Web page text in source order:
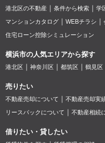
港北区の不動産 条件から検索 学
マンションカタログ
WEBチラシ
住宅ローン控除シミュレーション
横浜市の人気エリアから探す
港北区 神奈川区 都筑区 鶴見区
売りたい
不動産売却について 不動産売却実
リースバックについて
不動産相続
借りたい・貸したい